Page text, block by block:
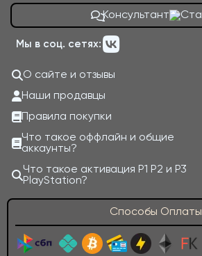
Консультант
Мы в соц. сетях:
О сайте и отзывы
Наши продавцы
Правила покупки
Что такое оффлайн и общие
аккаунты?
Что такое активация P1 P2 и P3
PlayStation?
Способы Оплаты